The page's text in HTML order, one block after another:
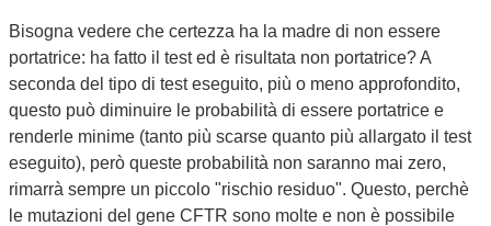
Bisogna vedere che certezza ha la madre di non essere
portatrice: ha fatto il test ed è risultata non portatrice? A
seconda del tipo di test eseguito, più o meno approfondito,
questo può diminuire le probabilità di essere portatrice e
renderle minime (tanto più scarse quanto più allargato il test
eseguito), però queste probabilità non saranno mai zero,
rimarrà sempre un piccolo "rischio residuo". Questo, perchè
le mutazioni del gene CFTR sono molte e non è possibile